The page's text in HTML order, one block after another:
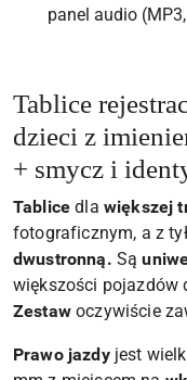
panel audio
Tablice
dzieci z
+ smycz i
Tablice dla większej
fotograficznym, a z
dwustronną. Są
większości pojazdów
Zestawoczywiście
Prawo jazdyjest